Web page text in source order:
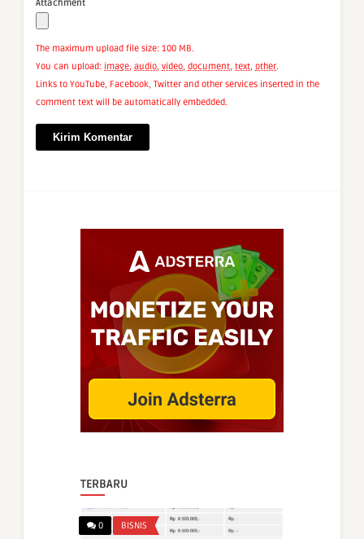
Attachment
The maximum upload file size: 100 MB.
You can upload: image, audio, video, document, text, other.
Links to YouTube, Facebook, Twitter and other services inserted in the
comment text will be automatically embedded.
TERBARU
0 BISNIS